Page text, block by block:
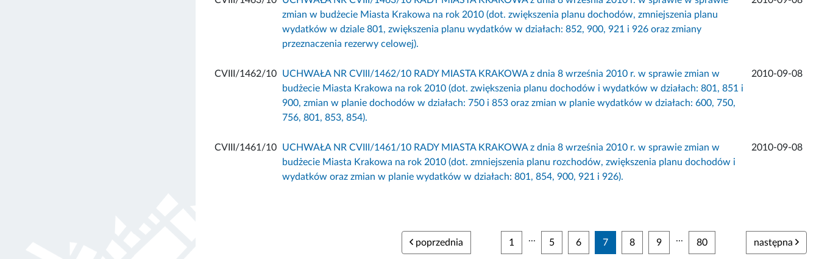
zmian w budżecie Miasta Krakowa na rok 2010 (dot. zwiększenia planu dochodów, zmniejszenia planu
wydatków w dziale 801, zwiększenia planu wydatków w działach: 852, 900, 921 i 926 oraz zmiany
przeznaczenia rezerwy celowej).
CVIII/1462/10
UCHWAŁA NR CVIII/1462/10 RADY MIASTA KRAKOWA z dnia 8 września 2010 r. w sprawie zmian w
budżecie Miasta Krakowa na rok 2010 (dot. zwiększenia planu dochodów i wydatków w działach: 801, 851 i
900, zmian w planie dochodów w działach: 750 i 853 oraz zmian w planie wydatków w działach: 600, 750,
756, 801, 853, 854).
2010-09-08
CVIII/1461/10
UCHWAŁA NR CVIII/1461/10 RADY MIASTA KRAKOWA z dnia 8 września 2010 r. w sprawie zmian w
budżecie Miasta Krakowa na rok 2010 (dot. zmniejszenia planu rozchodów, zwiększenia planu dochodów i
wydatków oraz zmian w planie wydatków w działach: 801, 854, 900, 921 i 926).
2010-09-08
poprzednia 1 ... 5 6 7 8 9 ... 80 następna